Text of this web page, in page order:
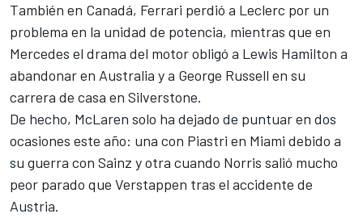
También en Canadá, Ferrari perdió a Leclerc por un
problema en la unidad de potencia, mientras que en
Mercedes el drama del motor obligó a Lewis Hamilton a
abandonar en Australia y a George Russell en su
carrera de casa en Silverstone.
De hecho, McLaren solo ha dejado de puntuar en dos
ocasiones este año: una con Piastri en Miami debido a
su guerra con Sainz y otra cuando Norris salió mucho
peor parado que Verstappen tras el accidente de
Austria.